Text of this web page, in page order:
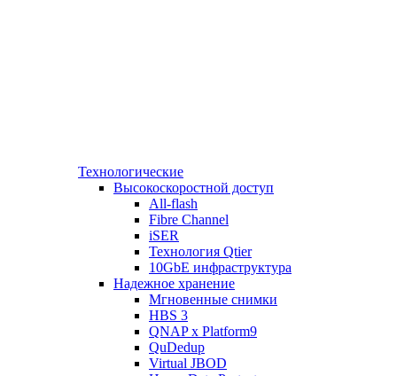
Технологические
Высокоскоростной доступ
All-flash
Fibre Channel
iSER
Технология Qtier
10GbE инфраструктура
Надежное хранение
Мгновенные снимки
HBS 3
QNAP x Platform9
QuDedup
Virtual JBOD